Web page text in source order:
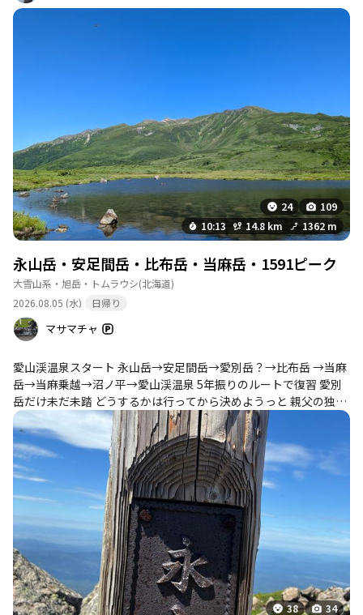
24
109
10:13
14.8 km 1362 m
永山岳・安足間岳・比布岳・当麻岳・1591ピーク
大雪山系・旭岳・トムラウシ(北海道)
2026.08.05 (水)
日帰り
マサマチャ
愛山渓温泉スタート 永山岳→安足間岳→愛別岳？→比布岳 →当麻
岳→当麻乗越→沼ノ平→愛山渓温泉 5年振りのルートで復習 愛別
岳だけ未だ未踏 どうするかは行ってから決めようっと 親父の独り
言 う〜ん5年前より体力落ちているなぁ〜 楽しくて一人写真撮影
会 比布岳以降全然先に進まず 下山時間に自分でもびっくり あ〜楽
しく感激 やはり大雪山は素晴らしい ありがとうございました。
38 34